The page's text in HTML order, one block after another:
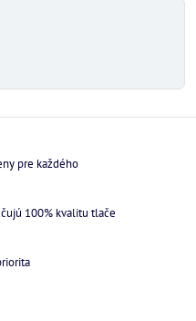
pre každého
100% kvalitu tlače